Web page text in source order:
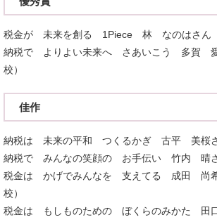
税金が 未来を創る 1Piece 林 なのはさん（
納税で よりよい未来へ さあいこう 多賀 愛
校）
佳作
納税は 未来の平和 つくるかぎ 古平 美桜さ
納税で みんなの笑顔の お手伝い 竹内 晴さ
税金は かげでみんなを 支えてる 成田 尚希
校）
税金は もしものための ぼくらのみかた 田